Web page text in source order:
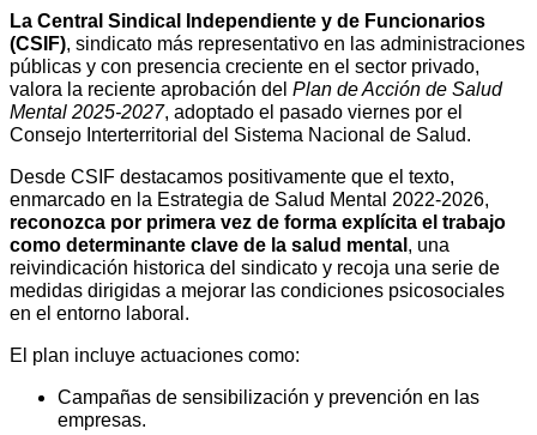
La Central Sindical Independiente y de Funcionarios
(CSIF), sindicato más representativo en las administraciones
públicas y con presencia creciente en el sector privado,
valora la reciente aprobación del Plan de Acción de Salud
Mental 2025-2027, adoptado el pasado viernes por el
Consejo Interterritorial del Sistema Nacional de Salud.
Desde CSIF destacamos positivamente que el texto,
enmarcado en la Estrategia de Salud Mental 2022-2026,
reconozca por primera vez de forma explícita el trabajo
como determinante clave de la salud mental , una
reivindicación historica del sindicato y recoja una serie de
medidas dirigidas a mejorar las condiciones psicosociales
en el entorno laboral.
El plan incluye actuaciones como:
Campañas de sensibilización y prevención en las
empresas.